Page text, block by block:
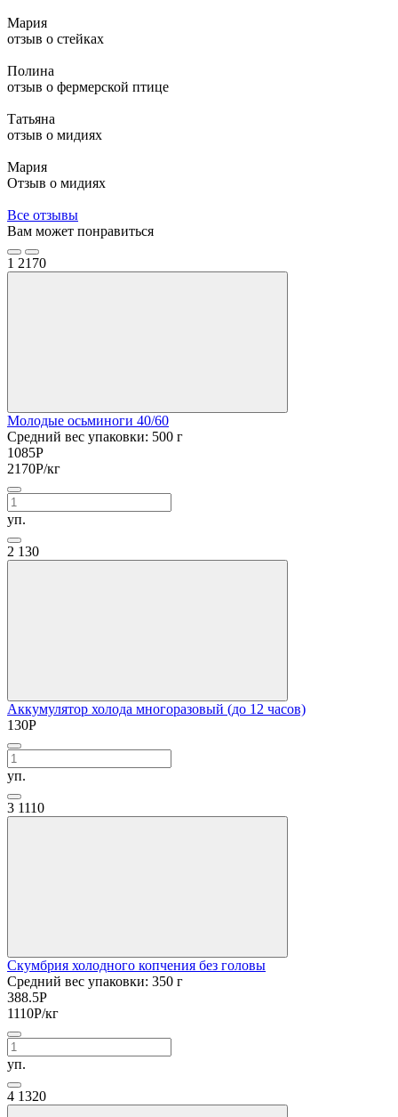
Мария
отзыв о стейках
Полина
отзыв о фермерской птице
Татьяна
отзыв о мидиях
Мария
Отзыв о мидиях
Все отзывы
Вам может понравиться
1 2170
Молодые осьминоги 40/60
Средний вес упаковки: 500 г
1085Р
2170Р/кг
уп.
2 130
Аккумулятор холода многоразовый (до 12 часов)
130Р
уп.
3 1110
Скумбрия холодного копчения без головы
Средний вес упаковки: 350 г
388.5Р
1110Р/кг
уп.
4 1320